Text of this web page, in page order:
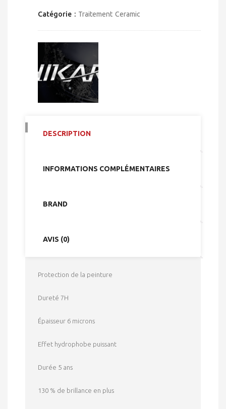
Catégorie : Traitement Ceramic
DESCRIPTION
INFORMATIONS COMPLÉMENTAIRES
BRAND
AVIS (0)
Protection de la peinture
Dureté 7H
Épaisseur 6 microns
Effet hydrophobe puissant
Durée 5 ans
130 % de brillance en plus